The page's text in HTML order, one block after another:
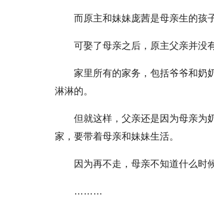
而原主和妹妹庞茜是母亲生的孩子
可娶了母亲之后，原主父亲并没
家里所有的家务，包括爷爷和奶
淋淋的。
但就这样，父亲还是因为母亲为
家，要带着母亲和妹妹生活。
因为再不走，母亲不知道什么时
………